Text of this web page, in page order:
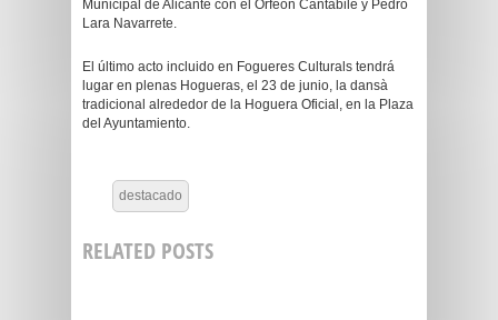
Municipal de Alicante con el Orfeón Cantábile y Pedro
Lara Navarrete.
El último acto incluido en Fogueres Culturals tendrá
lugar en plenas Hogueras, el 23 de junio, la dansà
tradicional alrededor de la Hoguera Oficial, en la Plaza
del Ayuntamiento.
destacado
RELATED POSTS